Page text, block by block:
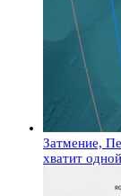
Затмение,
хватит